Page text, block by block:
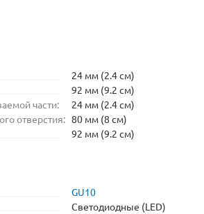
24 мм (2.4 см)
92 мм (9.2 см)
части:
24 мм (2.4 см)
отверстия: 80 мм (8 см)
92 мм (9.2 см)
GU10
Светодиодные (LED)